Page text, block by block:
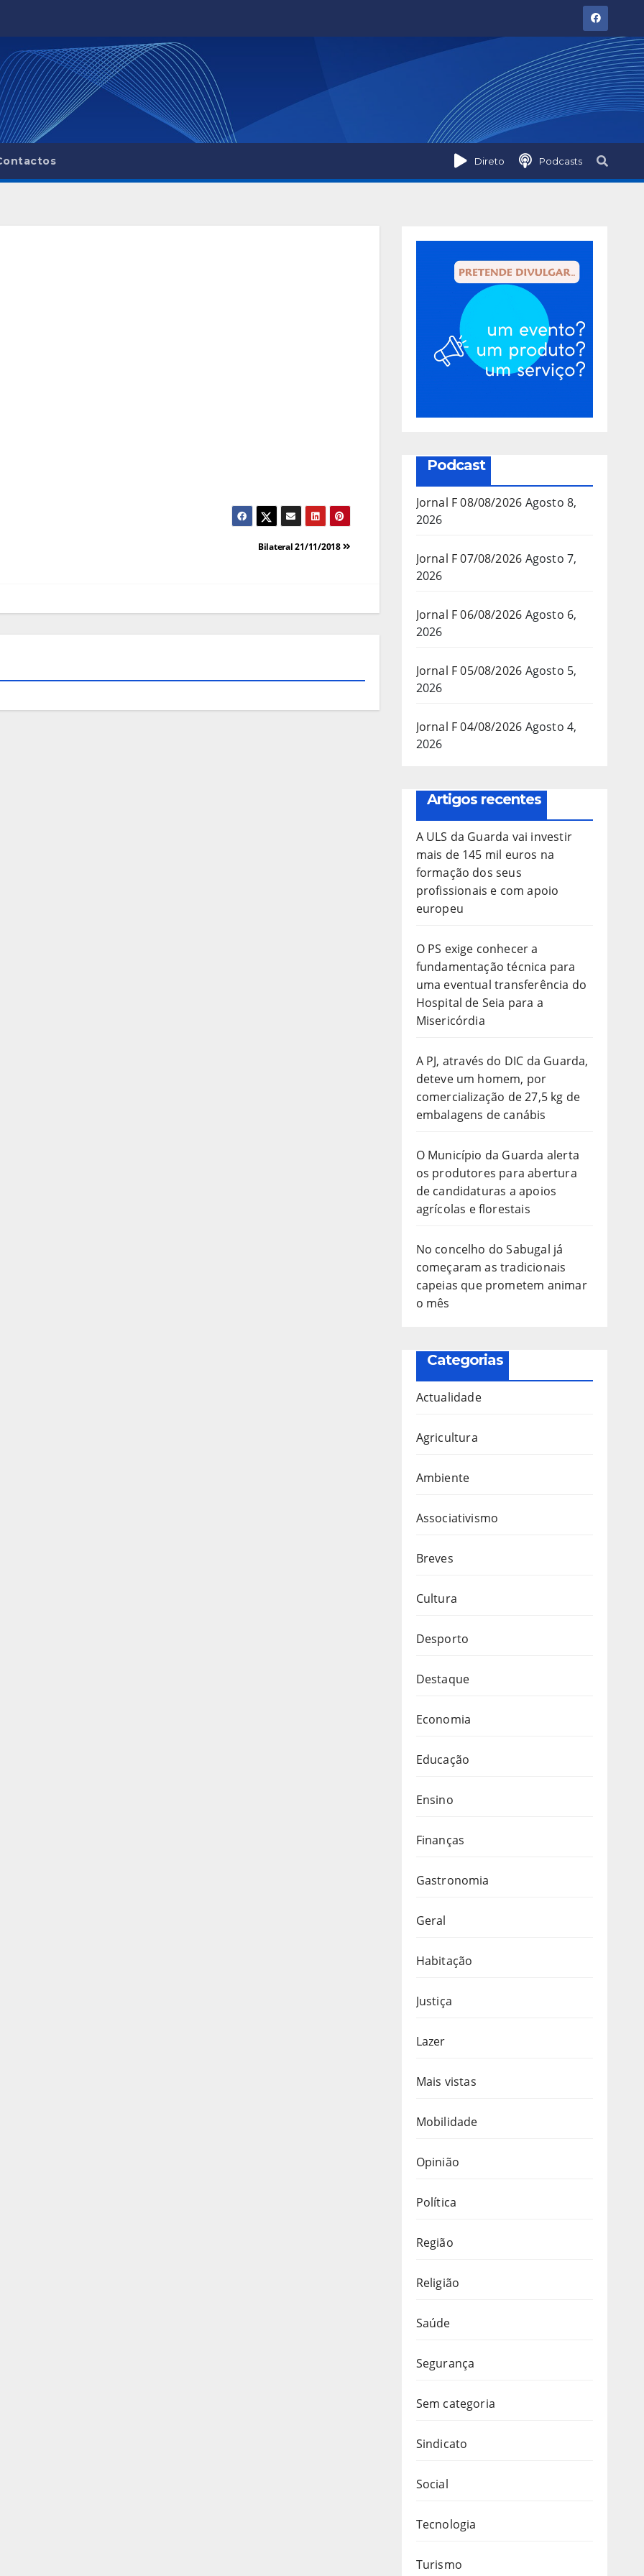
Direto Podcasts
Bilateral 21/11/2018
Podcast
Jornal F 08/08/2026 Agosto 8,
2026
Jornal F 07/08/2026 Agosto 7,
2026
Jornal F 06/08/2026 Agosto 6,
2026
Jornal F 05/08/2026 Agosto 5,
2026
Jornal F 04/08/2026 Agosto 4,
2026
Artigos recentes
A ULS da Guarda vai investir
mais de 145 mil euros na
formação dos seus
profissionais e com apoio
europeu
O PS exige conhecer a
fundamentação técnica para
uma eventual transferência do
Hospital de Seia para a
Misericórdia
A PJ, através do DIC da Guarda,
deteve um homem, por
comercialização de 27,5 kg de
embalagens de canábis
O Município da Guarda alerta
os produtores para abertura
de candidaturas a apoios
agrícolas e florestais
No concelho do Sabugal já
começaram as tradicionais
capeias que prometem animar
o mês
Categorias
Actualidade
Agricultura
Ambiente
Associativismo
Breves
Cultura
Desporto
Destaque
Economia
Educação
Ensino
Finanças
Gastronomia
Geral
Habitação
Justiça
Lazer
Mais vistas
Mobilidade
Opinião
Política
Região
Religião
Saúde
Segurança
Sem categoria
Sindicato
Social
Tecnologia
Turismo